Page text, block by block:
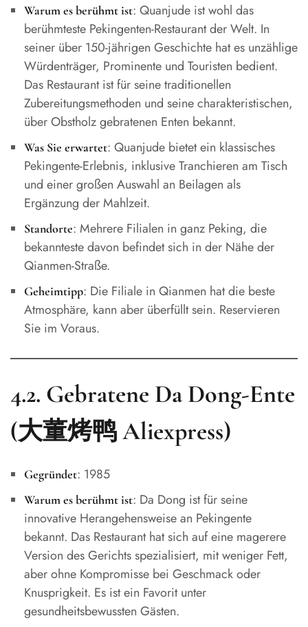
Warum es berühmt ist: Quanjude ist wohl das
berühmteste Pekingenten-Restaurant der Welt. In
seiner über 150-jährigen Geschichte hat es unzählige
Würdenträger, Prominente und Touristen bedient.
Das Restaurant ist für seine traditionellen
Zubereitungsmethoden und seine charakteristischen,
über Obstholz gebratenen Enten bekannt.
Was Sie erwartet: Quanjude bietet ein klassisches
Pekingente-Erlebnis, inklusive Tranchieren am Tisch
und einer großen Auswahl an Beilagen als
Ergänzung der Mahlzeit.
Standorte: Mehrere Filialen in ganz Peking, die
bekannteste davon befindet sich in der Nähe der
Qianmen-Straße.
Geheimtipp: Die Filiale in Qianmen hat die beste
Atmosphäre, kann aber überfüllt sein. Reservieren
Sie im Voraus.
4.2. Gebratene Da Dong-Ente
(大董烤鸭 Aliexpress)
Gegründet: 1985
Warum es berühmt ist: Da Dong ist für seine
innovative Herangehensweise an Pekingente
bekannt. Das Restaurant hat sich auf eine magerere
Version des Gerichts spezialisiert, mit weniger Fett,
aber ohne Kompromisse bei Geschmack oder
Knusprigkeit. Es ist ein Favorit unter
gesundheitsbewussten Gästen.